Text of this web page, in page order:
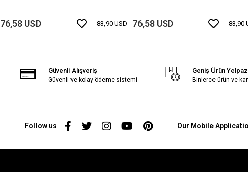
76,58 USD 83,90 USD 76,58 USD 83,90
Güvenli Alışveriş
Güvenli ve kolay ödeme sistemi
Geniş Ürün
Binlerce ürün ve
Follow us Our Mobile